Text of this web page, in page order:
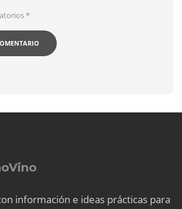
*
información e ideas prácticas para